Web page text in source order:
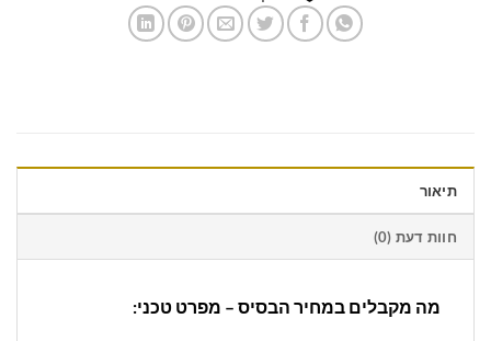
תיאור
חוות דעת (0)
מה מקבלים במחיר הבסיס – מפרט טכני: